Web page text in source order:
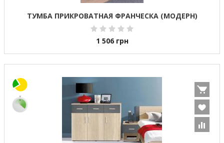
ТУМБА ПРИКРОВАТНАЯ ФРАНЧЕСКА (МОДЕРН)
1 506 грн